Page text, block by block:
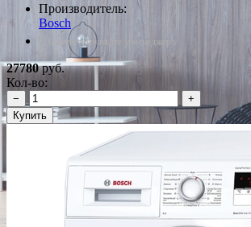
Производитель:
Bosch
*Наличие уточняйте у менеджера
27780руб.
Кол-во:
−
+
Купить